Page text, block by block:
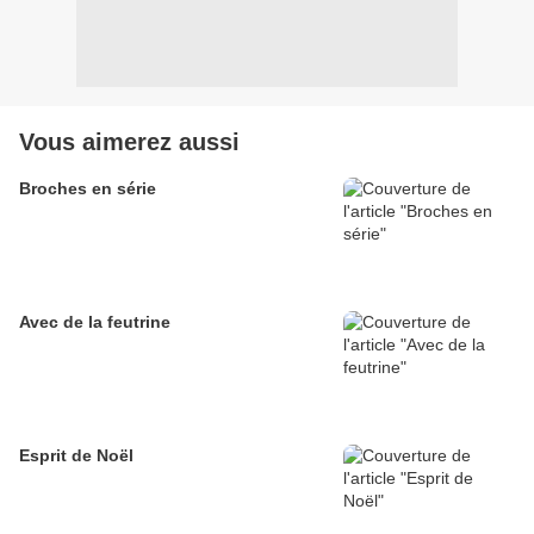
Vous aimerez aussi
Broches en série
Avec de la feutrine
Esprit de Noël